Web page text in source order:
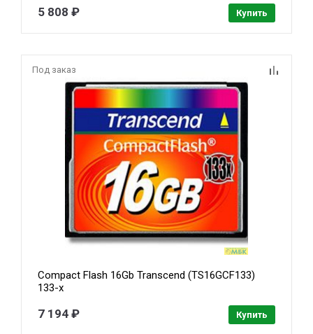
5 808 ₽ Купить
Под заказ
Compact Flash 16Gb Transcend (TS16GCF133)
133-x
7 194 ₽ Купить